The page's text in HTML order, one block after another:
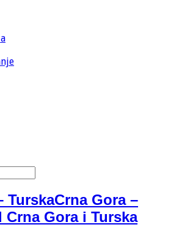
Crna Gora –
Crna Gora i Turska